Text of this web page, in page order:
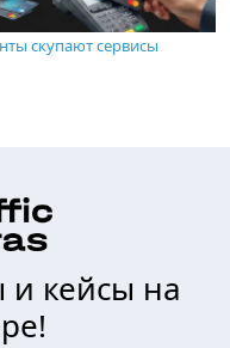
скупают сервисы
и кейсы на